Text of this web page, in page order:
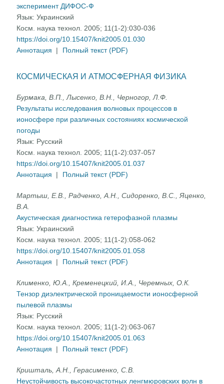
эксперимент ДИФОС-Ф
Язык:Украинский
Косм. наука технол. 2005; 11(1-2):030-036
https://doi.org/10.15407/knit2005.01.030
Аннотация
| Полный текст (PDF)
КОСМИЧЕСКАЯ И АТМОСФЕРНАЯ ФИЗИКА
Бурмака, В.П., Лысенко, В.Н., Черногор, Л.Ф.
Результаты исследования волновых процессов в
ионосфере при различных состояниях космической
погоды
Язык: Русский
Косм. наука технол. 2005; 11(1-2):037-057
https://doi.org/10.15407/knit2005.01.037
Аннотация
| Полный текст (PDF)
Мартыш, Е.В., Радченко, А.Н., Сидоренко, В.С., Яценко,
В.А.
Акустическая диагностика гетерофазной плазмы
Язык:Украинский
Косм. наука технол. 2005; 11(1-2):058-062
https://doi.org/10.15407/knit2005.01.058
Аннотация
| Полный текст (PDF)
Клименко, Ю.А., Кременецкий, И.А., Черемных, О.К.
Тензор диэлектрической проницаемости ионосферной
пылевой плазмы
Язык: Русский
Косм. наука технол. 2005; 11(1-2):063-067
https://doi.org/10.15407/knit2005.01.063
Аннотация
| Полный текст (PDF)
Кришталь, A.H., Герасименко, С.В.
Неустойчивость высокочастотных ленгмюровских волн в